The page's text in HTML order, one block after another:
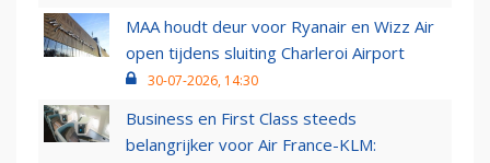
MAA houdt deur voor Ryanair en Wizz Air
open tijdens sluiting Charleroi Airport
30-07-2026, 14:30
Business en First Class steeds
belangrijker voor Air France-KLM: